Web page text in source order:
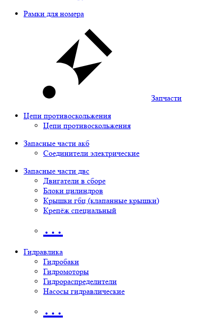
Рамки для номера
Запчасти
Цепи противоскольжения
Цепи противоскольжения
Запасные части акб
Соединители электрические
Запасные части двс
Двигатели в сборе
Блоки цилиндров
Крышки гбц (клапанные крышки)
Крепёж специальный
…
Гидравлика
Гидробаки
Гидромоторы
Гидрораспределители
Насосы гидравлические
…